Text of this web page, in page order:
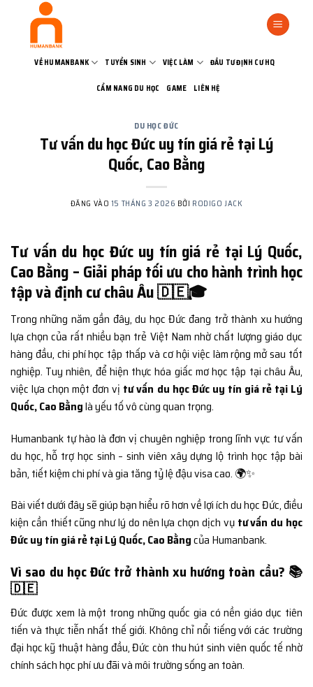
VỀ HUMANBANK TUYỂN SINH VIỆC LÀM ĐẦU TƯ ĐỊNH CƯ HQ
CẨM NANG DU HỌC GAME LIÊN HỆ
DU HỌC ĐỨC
Tư vấn du học Đức uy tín giá rẻ tại Lý
Quốc, Cao Bằng
ĐĂNG VÀO 15 THÁNG 3 2026 BỞI RODIGO JACK
Tư vấn du học Đức uy tín giá rẻ tại Lý Quốc,
Cao Bằng – Giải pháp tối ưu cho hành trình học
tập và định cư châu Âu 🇩🇪🎓
Trong những năm gần đây, du học Đức đang trở thành xu hướng
lựa chọn của rất nhiều bạn trẻ Việt Nam nhờ chất lượng giáo dục
hàng đầu, chi phí học tập thấp và cơ hội việc làm rộng mở sau tốt
nghiệp. Tuy nhiên, để hiện thực hóa giấc mơ học tập tại châu Âu,
việc lựa chọn một đơn vị tư vấn du học Đức uy tín giá rẻ tại Lý
Quốc, Cao Bằnglà yếu tố vô cùng quan trọng.
Humanbank tự hào là đơn vị chuyên nghiệp trong lĩnh vực tư vấn
du học, hỗ trợ học sinh – sinh viên xây dựng lộ trình học tập bài
bản, tiết kiệm chi phí và gia tăng tỷ lệ đậu visa cao. 🌍✨
Bài viết dưới đây sẽ giúp bạn hiểu rõ hơn về lợi ích du học Đức, điều
kiện cần thiết cũng như lý do nên lựa chọn dịch vụ tư vấn du học
Đức uy tín giá rẻ tại Lý Quốc, Cao Bằngcủa Humanbank.
Vì sao du học Đức trở thành xu hướng toàn cầu? 📚
🇩🇪
Đức được xem là một trong những quốc gia có nền giáo dục tiên
tiến và thực tiễn nhất thế giới. Không chỉ nổi tiếng với các trường
đại học kỹ thuật hàng đầu, Đức còn thu hút sinh viên quốc tế nhờ
chính sách học phí ưu đãi và môi trường sống an toàn.